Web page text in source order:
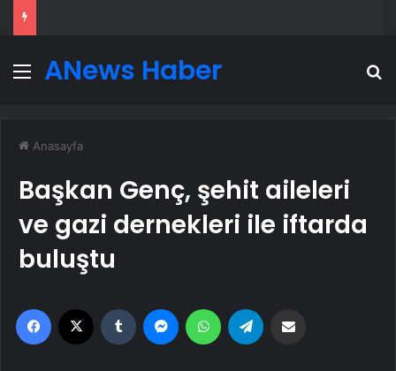
MenüANews Haber
Anasayfa
Başkan Genç, şehit aileleri
ve gazi dernekleri ile iftarda
buluştu
Facebook Tumblr MessengerWhatsApp